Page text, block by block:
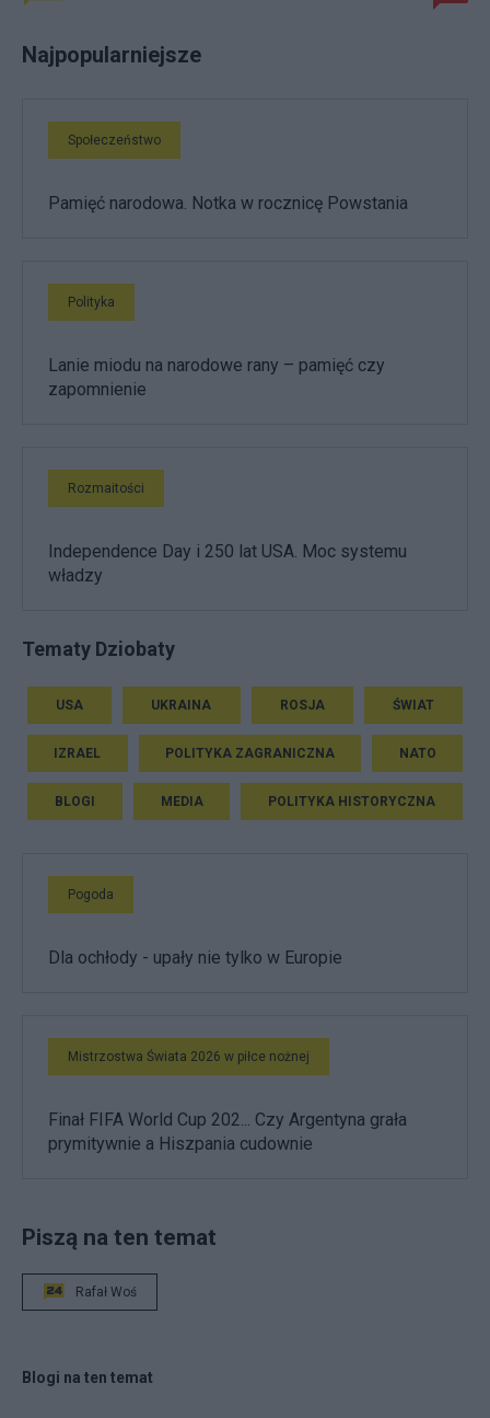
Najpopularniejsze
Społeczeństwo
Pamięć narodowa. Notka w rocznicę Powstania
Polityka
Lanie miodu na narodowe rany – pamięć czy
zapomnienie
Rozmaitości
Independence Day i 250 lat USA. Moc systemu
władzy
Tematy Dziobaty
USA UKRAINA ROSJA ŚWIAT
IZRAEL POLITYKA ZAGRANICZNA NATO
BLOGI MEDIA POLITYKA HISTORYCZNA
Pogoda
Dla ochłody - upały nie tylko w Europie
Mistrzostwa Świata 2026 w piłce nożnej
Finał FIFA World Cup 202... Czy Argentyna grała
prymitywnie a Hiszpania cudownie
Piszą na ten temat
Rafał Woś
Blogi na ten temat